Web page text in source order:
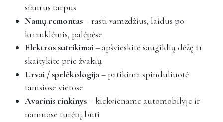
siaurus tarpus
Namų remontas– rasti vamzdžius, laidus po
kriauklėmis, palėpėse
Elektros sutrikimai– apšvieskite saugiklių dėžę ar
skaitykite prie žvakių
Urvai / spelėkologija– patikima spinduliuotė
tamsiose vietose
Avarinis rinkinys– kiekviename automobilyje ir
namuose turėtų būti